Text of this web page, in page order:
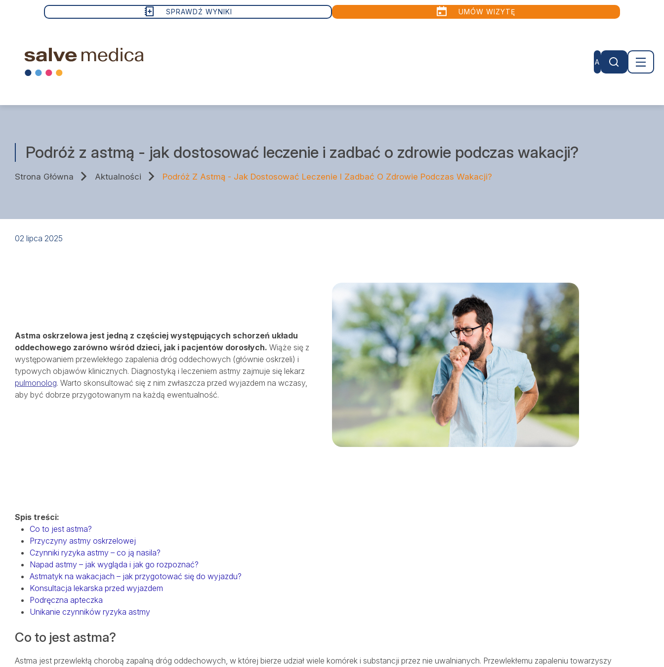
SPRAWDŹ WYNIKI UMÓW WIZYTĘ
A
Dla firm
Przychodnie
Kontakt
SALVE PŁODNOŚĆ
SALVE ONKOLOGIA
Podróż z astmą - jak dostosować leczenie i zadbać o zdrowie podczas wakacji?
Strona Główna Aktualności Podróż Z Astmą - Jak Dostosować Leczenie I Zadbać O Zdrowie Podczas Wakacji?
02 lipca 2025
Astma oskrzelowa jest jedną z częściej występujących schorzeń układu
oddechowego zarówno wśród dzieci, jak i pacjentów dorosłych. Wiąże się z
występowaniem przewlekłego zapalenia dróg oddechowych (głównie oskrzeli) i
typowych objawów klinicznych. Diagnostyką i leczeniem astmy zajmuje się lekarz
pulmonolog. Warto skonsultować się z nim zwłaszcza przed wyjazdem na wczasy,
aby być dobrze przygotowanym na każdą ewentualność.
Spis treści:
Co to jest astma?
Przyczyny astmy oskrzelowej
Czynniki ryzyka astmy – co ją nasila?
Napad astmy – jak wygląda i jak go rozpoznać?
Astmatyk na wakacjach – jak przygotować się do wyjazdu?
Konsultacja lekarska przed wyjazdem
Podręczna apteczka
Unikanie czynników ryzyka astmy
Co to jest astma?
Astma jest przewlekłą chorobą zapalną dróg oddechowych, w której bierze udział wiele komórek i substancji przez nie uwalnianych. Przewlekłemu zapaleniu towarzyszy